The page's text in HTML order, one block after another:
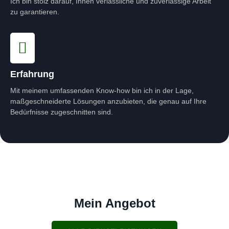
Erfahrung
Mit meinem umfassenden Know-how bin ich in der Lage,
maßgeschneiderte Lösungen anzubieten, die genau auf Ihre
Bedürfnisse zugeschnitten sind.
zu garantieren.
Mein Angebot